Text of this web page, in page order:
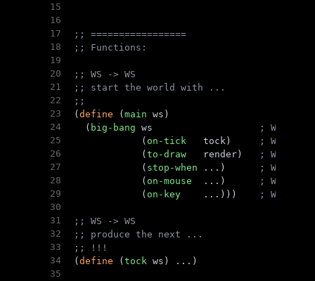
15
16
17
18
19
20
21
22
23
24
25
26
27
28
29
30
31
32
33
34
35
;; =================
;; Functions:
;; WS -> WS
;; start the world with ...
;;
(define (main ws)
  (
big-bang ws
; WS
            (
on-tick
   tock)
; WS ->
            (
to-draw
   render)
; WS ->
            (
stop-when ...)
; WS ->
            (
on-mouse
  ...)
; WS
            (
on-key
    ...)))
; WS
;; WS -> WS
;; produce the next ...
;; !!!
(define (tock ws) ...)